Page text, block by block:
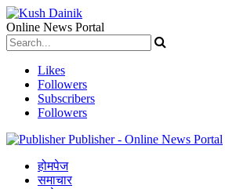
Online News Portal
Likes
Followers
Subscribers
Followers
Publisher - Online News Portal
होमपेज
समाचार